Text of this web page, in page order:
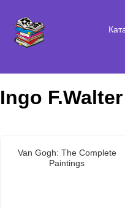
Ingo F.Walter
Van Gogh: The Complete
Paintings